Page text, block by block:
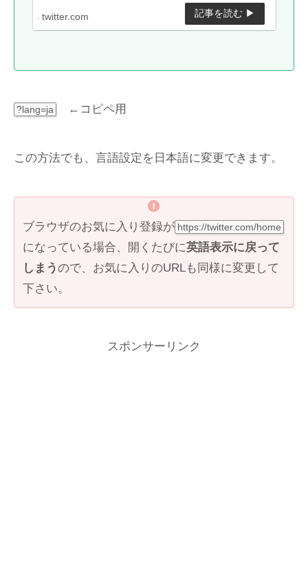
twitter.com
?lang=ja ←コピペ用
この方法でも、言語設定を日本語に変更できます。
ブラウザのお気に入り登録が https://twitter.com/home
になっている場合、開くたびに英語表示に戻って
しまうので、お気に入りのURLも同様に変更して
下さい。
スポンサーリンク